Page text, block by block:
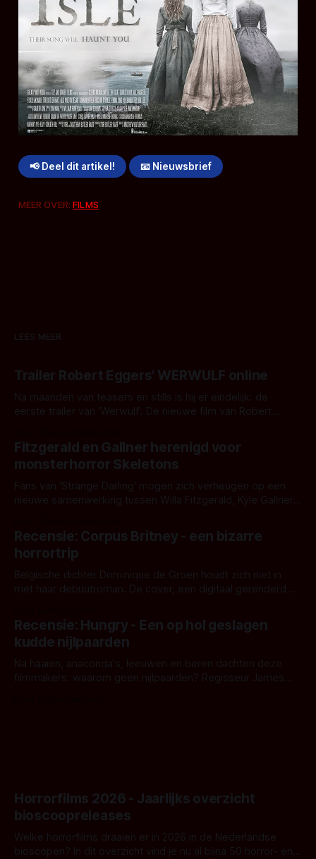
📢 Deel dit artikel! 📧 Nieuwsbrief
MEER OVER:FILMS
LEES MEER
Trailer Robert Eggers' WERWULF online
Na maanden van teasers en stills is hij er eindelijk: de
eerste trailer van 'Werwulf'. De nieuwe film van Robert
kille stijl vol folklore en mythe. Het topic deze keer is (kon
het het al raden?)... de weerwolf. Kijk je mee?
Fitzgerald en Gallner herenigd voor
monsterhorror Skeletons
Fans van 'Strange Darling' mogen zich verheugen op een
nieuwe samenwerking tussen Willa Fitzgerald, Kyle Gallner
'Skeletons', een nieuwe creature feature waarvoor de
opnames zijn gestart in Australië.
Recensie: Corpus Britney - een bizarre
horrortrip
Belgische dichter Dominique de Groen houdt zich niet in
met haar debuutroman. De cover, een digitaal gerenderd en
achtergrond, belooft iets kleurrijks maar onheilspellends,
iets ongrijpbaars. En dat maakt De Groen met ieder woord
waar.
Recensie: Hungry - Een op hol geslagen
kudde nijlpaarden
Na haaien, anaconda's, leeuwen en beren dachten deze
filmmakers: waarom geen nijlpaarden? Regisseur James
Horrorfilms 2026 - Jaarlijks overzicht
bioscoopreleases
Welke horrorfilms draaien er in 2026 in de Nederlandse
bioscopen? In dit overzicht vind je nu al bijna 50 horror- en